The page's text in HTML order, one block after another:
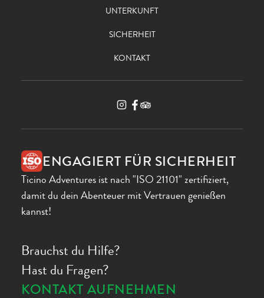
UNTERKUNFT
SICHERHEIT
KONTAKT
ENGAGIERT FÜR SICHERHEIT
Ticino Adventures ist nach "ISO 21101" zertifiziert,
damit du dein Abenteuer mit Vertrauen genießen
kannst!
Brauchst du Hilfe?
Hast du Fragen?
KONTAKT AUFNEHMEN